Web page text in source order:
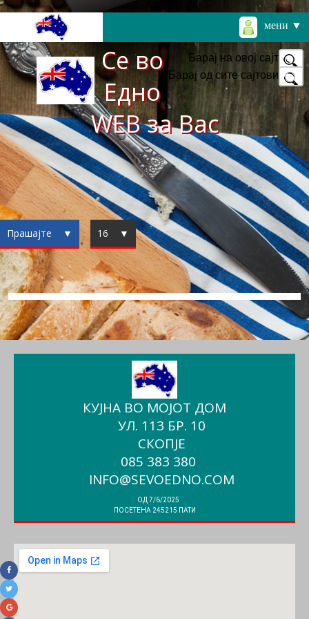
мени ▼
Барај на овој сајт
Барај од сите сајтови
Се во
Едно
WEB за Вас
Прашајте ▼ 16 ▼
КУЈНА ВО МОЈОТ ДОМ
УЛ. 113 БР. 10
СКОПЈЕ
085 383 380
INFO@SEVOEDNO.COM
ОД 7/6/2025
ПОСЕТЕНА 245215 ПАТИ